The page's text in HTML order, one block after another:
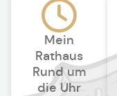
Mein
Rathaus
Rund um
die Uhr